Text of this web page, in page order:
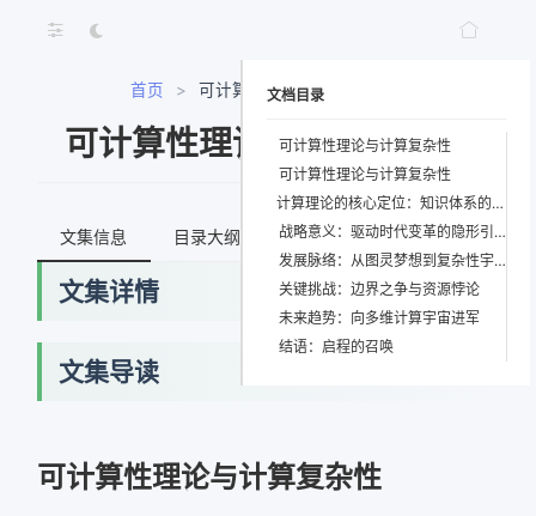
首页 > 可计算性理论与计算复杂性
可计算性理论与计算复杂性
文集信息 目录大纲 最新文档 知识宇宙
文集详情
文集导读
可计算性理论与计算复杂性
文档目录
可计算性理论与计算复杂性
可计算性理论与计算复杂性
计算理论的核心定位：知识体系的逻辑心脏
战略意义：驱动时代变革的隐形引擎
发展脉络：从图灵梦想到复杂性宇宙
关键挑战：边界之争与资源悖论
未来趋势：向多维计算宇宙进军
结语：启程的召唤